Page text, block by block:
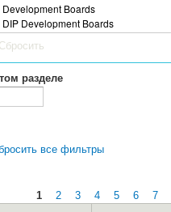
Сбросить
разделе
все фильтры
1 2 3 4 5 6 7